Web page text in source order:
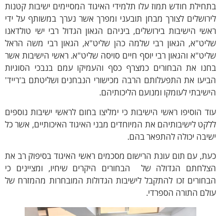
חודש תמוז עלו תלמידי האיגוד המסיימים ישיבות קטנות
לצורך מבחן תובעני ומפרך אשר נערך במשותף על ידי
הישיבות בירושלים, ביניהם הגאון הגדול רבי ישי טולדאנו
הגאון רבי שלמה כהן שליט"א, הגאון רבי משה הראל
והגאון רבי יוסף חיים סויסה שליט"א. ראשי הישיבות אשר
את הבחורים כמצרף כסף והעמיקו עמם בנבכי הסוגיות
את התפעלותם הרבה מכישורי הנבחנים ושליטתם ב'רייד'
לעומקו ומנועם הליכותיהם.
הוסיפו ראשי הישיבות כי ימליצו בחום לראשי ישיבות נוספים
לישיבותיהם את המיוחדים מבני האיגוד האיכותיים, אשר כל
יכולה להתפאר בהם.
עם תום עונת הרישום מסכמים ראשי האיגוד בסיפוק רב את
הגדולה של הבחורים היקרים שיחיו, ומציינים כי
זכו להתקבל לישיבות הגדולות המובחרות מהמזרח של
התורה הספרדי.